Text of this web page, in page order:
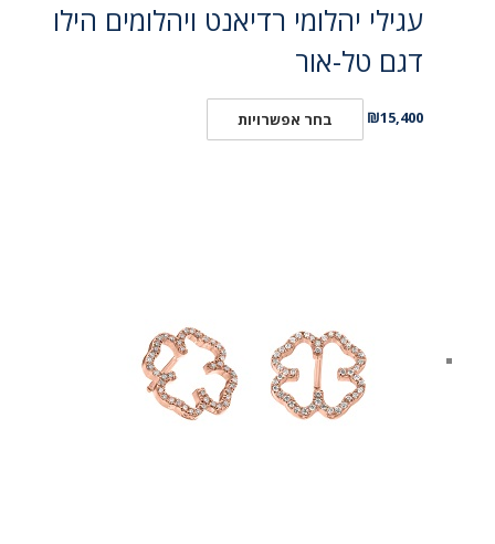
עגילי יהלומי רדיאנט ויהלומים הילו
דגם טל-אור
₪15,400 בחר אפשרויות